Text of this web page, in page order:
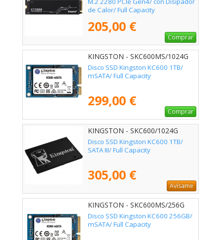
de Calor/ Full Capacity
205,00 €
Comprar
KINGSTON - SKC600MS/1024G
Disco SSD Kingston KC600 1TB/
mSATA/ Full Capacity
299,00 €
Comprar
KINGSTON - SKC600/1024G
Disco SSD Kingston KC600 1TB/
SATA III/ Full Capacity
305,00 €
Avísame
KINGSTON - SKC600MS/256G
Disco SSD Kingston KC600 256GB/
mSATA/ Full Capacity